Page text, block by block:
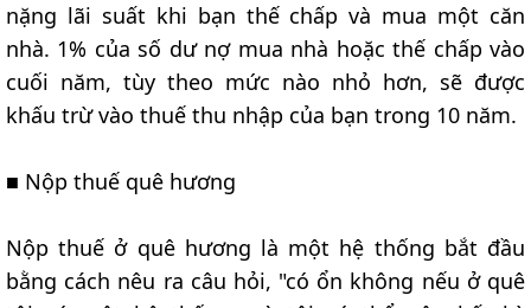
nặng lãi suất khi bạn thế chấp và mua một căn
nhà. 1% của số dư nợ mua nhà hoặc thế chấp vào
cuối năm, tùy theo mức nào nhỏ hơn, sẽ được
khấu trừ vào thuế thu nhập của bạn trong 10 năm.
■ Nộp thuế quê hương
Nộp thuế ở quê hương là một hệ thống bắt đầu
bằng cách nêu ra câu hỏi, "có ổn không nếu ở quê